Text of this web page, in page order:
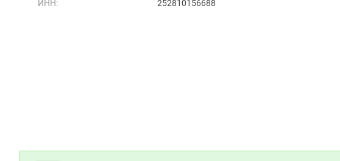
ИНН: 252810156688